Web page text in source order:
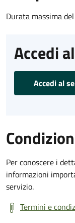
Durata massima
Accedi
Accedi al
Per conoscere i
informazioni
servizio.
Termini e